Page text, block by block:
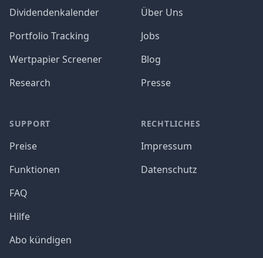
Dividendenkalender
Portfolio Tracking
Wertpapier Screener
Research
SUPPORT
Preise
Funktionen
FAQ
Hilfe
Abo kündigen
Über Uns
Jobs
Blog
Presse
RECHTLICHES
Impressum
Datenschutz